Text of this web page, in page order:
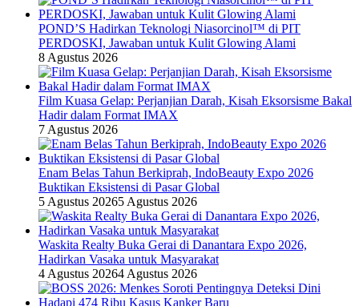
POND’S Hadirkan Teknologi Niasorcinol™ di PIT
PERDOSKI, Jawaban untuk Kulit Glowing Alami
8 Agustus 2026
Film Kuasa Gelap: Perjanjian Darah, Kisah Eksorsisme Bakal
Hadir dalam Format IMAX
7 Agustus 2026
Enam Belas Tahun Berkiprah, IndoBeauty Expo 2026
Buktikan Eksistensi di Pasar Global
5 Agustus 20265 Agustus 2026
Waskita Realty Buka Gerai di Danantara Expo 2026,
Hadirkan Vasaka untuk Masyarakat
4 Agustus 20264 Agustus 2026